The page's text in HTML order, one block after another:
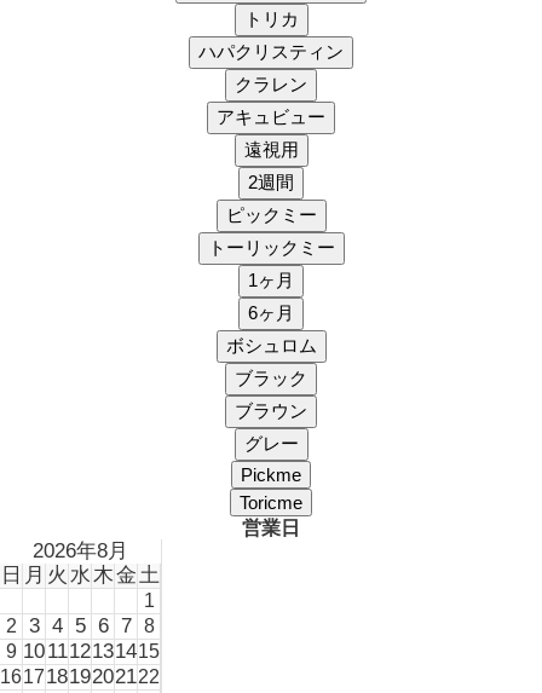
営業日
2026年8月
日 月 火 水木金土
1
2
3 4 5 6 7
8
9 101112131415
16171819202122